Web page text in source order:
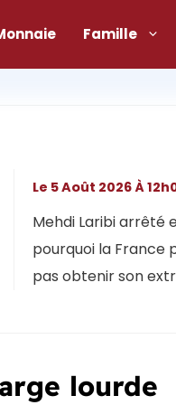
Famille
Mehdi Laribi arrêté
pourquoi la France
pas obtenir son
Le 5 Août 2026 À
lourde